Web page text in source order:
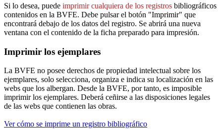
Si lo desea, puede imprimir cualquiera de los registros bibliográficos
contenidos en la BVFE. Debe pulsar el botón "Imprimir" que
encontrará debajo de los datos del registro. Se abrirá una nueva
ventana con el contenido de la ficha preparado para impresión.
Imprimir los ejemplares
La BVFE no posee derechos de propiedad intelectual sobre los
ejemplares, solo selecciona, organiza e indica su localización en las
webs que los albergan. Desde la BVFE, por tanto, es imposible
imprimir los ejemplares. Deberá ceñirse a las disposiciones legales
de las webs que contienen las obras.
Ver cómo se imprime un registro bibliográfico